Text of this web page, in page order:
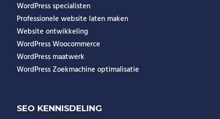
WordPress specialisten
Professionele website laten maken
Website ontwikkeling
WordPress Woocommerce
WordPress maatwerk
WordPress Zoekmachine optimalisatie
SEO KENNISDELING